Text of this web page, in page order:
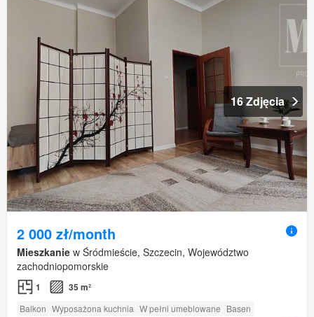
16 Zdjęcia
2 000 zł/month
Mieszkanie w Śródmieście, Szczecin, Województwo
zachodniopomorskie
1 35 m²
Balkon Wyposażona kuchnia W pełni umeblowane Basen